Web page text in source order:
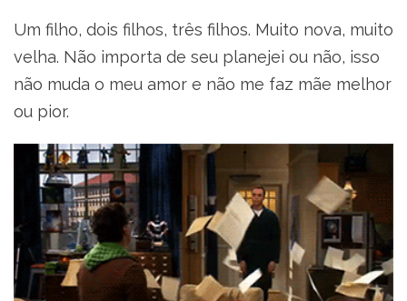
Um filho, dois filhos, três filhos. Muito nova, muito
velha. Não importa de seu planejei ou não, isso
não muda o meu amor e não me faz mãe melhor
ou pior.